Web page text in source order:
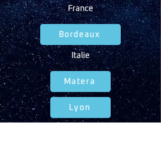
France
Bordeaux
Italie
Matera
Lyon